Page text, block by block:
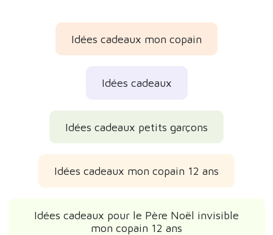
Idées cadeaux mon copain
Idées cadeaux
Idées cadeaux petits garçons
Idées cadeaux mon copain 12 ans
Idées cadeaux pour le Père Noël invisible
mon copain 12 ans